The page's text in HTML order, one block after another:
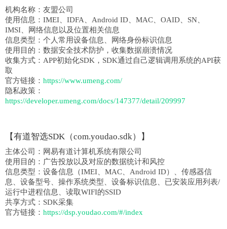
机构名称： 友盟公司
使用信息：IMEI、IDFA、Android ID、MAC、OAID、SN、
IMSI、网络信息以及位置相关信息
信息类型： 个人常用设备信息、网络身份标识信息
使用目的：数据安全技术防护，收集数据崩溃情况
收集方式： APP初始化SDK，SDK通过自己逻辑调用系统的API获
取
官方链接： https://www.umeng.com/
隐私政策：
https://developer.umeng.com/docs/147377/detail/209997
【有道智选SDK（com.youdao.sdk）】
主体公司： 网易有道计算机系统有限公司
使用目的：广告投放以及对应的数据统计和风控
信息类型： 设备信息（IMEI、MAC、Android ID）、传感器信
息、设备型号、操作系统类型、设备标识信息、已安装应用列表/
运行中进程信息、读取WIFI的SSID
共享方式： SDK采集
官方链接： https://dsp.youdao.com/#/index